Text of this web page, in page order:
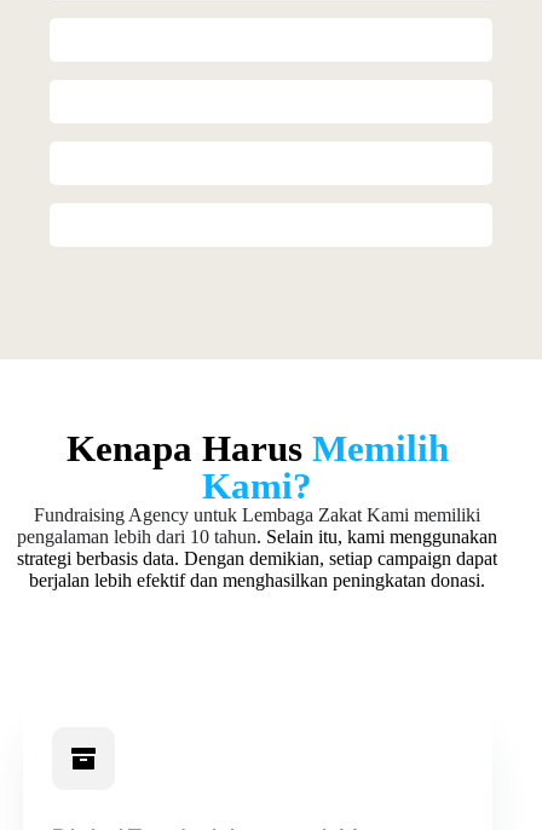
Kenapa Harus Memilih
Kami?
Fundraising Agency untuk Lembaga Zakat Kami memiliki
pengalaman lebih dari 10 tahun. Selain itu, kami menggunakan
strategi berbasis data. Dengan demikian, setiap campaign dapat
berjalan lebih efektif dan menghasilkan peningkatan donasi.